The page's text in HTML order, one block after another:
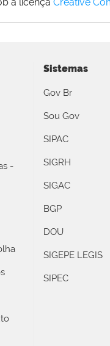
-
Sistemas
Gov Br
Sou Gov
SIPAC
SIGRH
SIGAC
BGP
DOU
SIGEPE LEGIS
SIPEC